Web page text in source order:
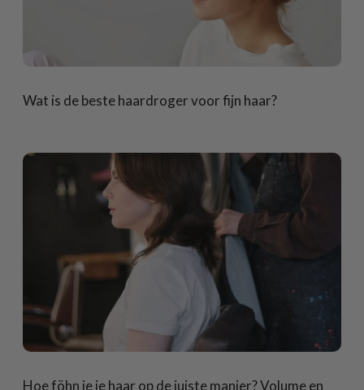
Wat is de beste haardroger voor fijn haar?
Hoe föhn je je haar op de juiste manier? Volume en